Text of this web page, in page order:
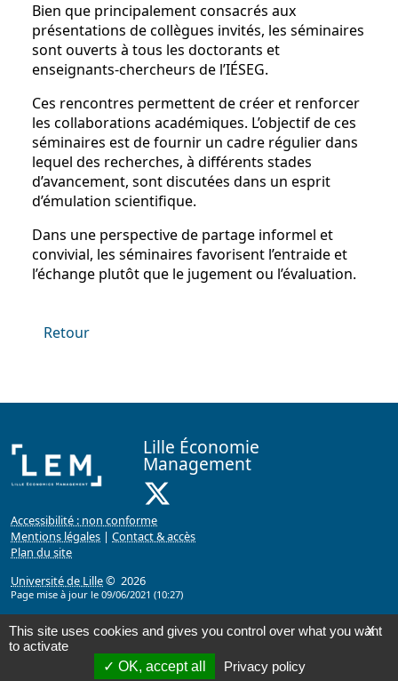
Bien que principalement consacrés aux
présentations de collègues invités, les séminaires
sont ouverts à tous les doctorants et
enseignants-chercheurs de l’IÉSEG.
Ces rencontres permettent de créer et renforcer
les collaborations académiques. L’objectif de ces
séminaires est de fournir un cadre régulier dans
lequel des recherches, à différents stades
d’avancement, sont discutées dans un esprit
d’émulation scientifique.
Dans une perspective de partage informel et
convivial, les séminaires favorisent l’entraide et
l’échange plutôt que le jugement ou l’évaluation.
Retour
Lille Économie
Management
Accessibilité : non conforme
Mentions légales | Contact & accès
Plan du site
Université de Lille© 2026
Page mise à jour le 09/06/2021 (10:27)
X
This site uses cookies and gives you control over what you want
to activate
OK, accept all
Privacy policy